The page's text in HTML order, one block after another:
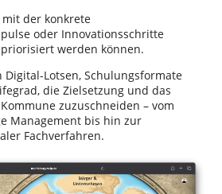
der konkrete
oder Innovationsschritte
werden können.
Digital-Lotsen, Schulungsformate
die Zielsetzung und das
zuzuschneiden – vom
Management bis hin zur
Fachverfahren.